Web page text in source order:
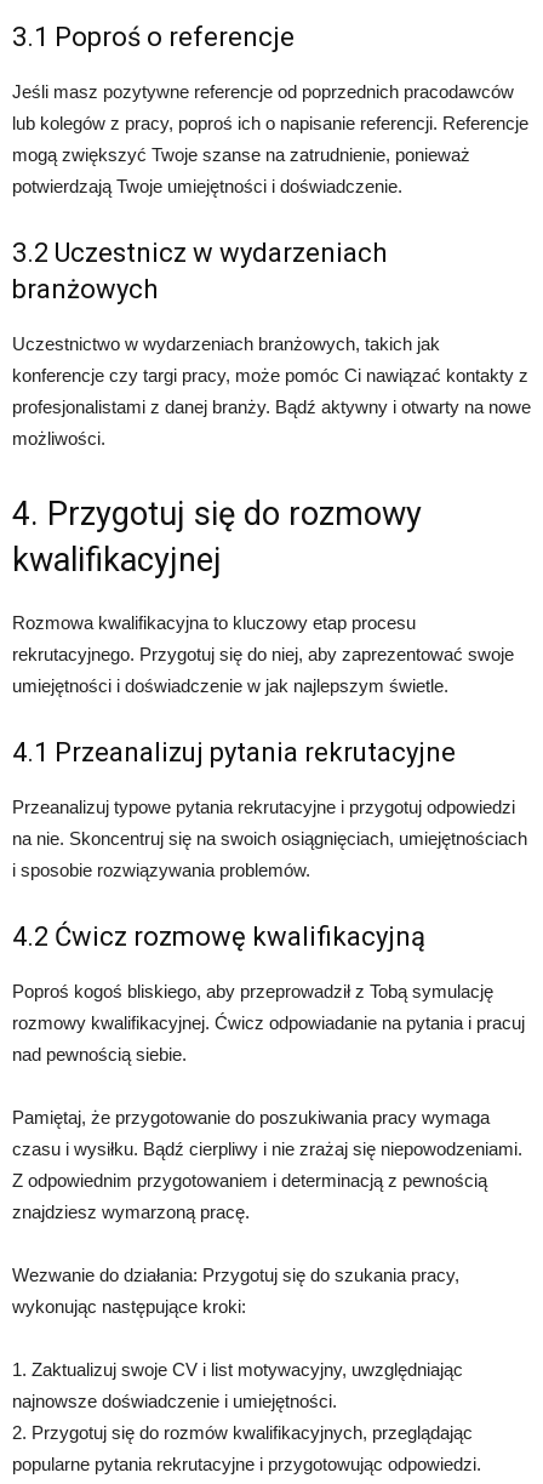
3.1 Poproś o referencje
Jeśli masz pozytywne referencje od poprzednich pracodawców
lub kolegów z pracy, poproś ich o napisanie referencji. Referencje
mogą zwiększyć Twoje szanse na zatrudnienie, ponieważ
potwierdzają Twoje umiejętności i doświadczenie.
3.2 Uczestnicz w wydarzeniach
branżowych
Uczestnictwo w wydarzeniach branżowych, takich jak
konferencje czy targi pracy, może pomóc Ci nawiązać kontakty z
profesjonalistami z danej branży. Bądź aktywny i otwarty na nowe
możliwości.
4. Przygotuj się do rozmowy
kwalifikacyjnej
Rozmowa kwalifikacyjna to kluczowy etap procesu
rekrutacyjnego. Przygotuj się do niej, aby zaprezentować swoje
umiejętności i doświadczenie w jak najlepszym świetle.
4.1 Przeanalizuj pytania rekrutacyjne
Przeanalizuj typowe pytania rekrutacyjne i przygotuj odpowiedzi
na nie. Skoncentruj się na swoich osiągnięciach, umiejętnościach
i sposobie rozwiązywania problemów.
4.2 Ćwicz rozmowę kwalifikacyjną
Poproś kogoś bliskiego, aby przeprowadził z Tobą symulację
rozmowy kwalifikacyjnej. Ćwicz odpowiadanie na pytania i pracuj
nad pewnością siebie.
Pamiętaj, że przygotowanie do poszukiwania pracy wymaga
czasu i wysiłku. Bądź cierpliwy i nie zrażaj się niepowodzeniami.
Z odpowiednim przygotowaniem i determinacją z pewnością
znajdziesz wymarzoną pracę.
Wezwanie do działania: Przygotuj się do szukania pracy,
wykonując następujące kroki:
1. Zaktualizuj swoje CV i list motywacyjny, uwzględniając
najnowsze doświadczenie i umiejętności.
2. Przygotuj się do rozmów kwalifikacyjnych, przeglądając
popularne pytania rekrutacyjne i przygotowując odpowiedzi.